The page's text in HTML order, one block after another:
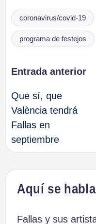
Etiquetas:
coronavirus/covid-19
programa de festejos
de
entradas
Entrada anterior
Que sí, que
València tendrá
Fallas en
septiembre
Aquí se
Fallas y sus